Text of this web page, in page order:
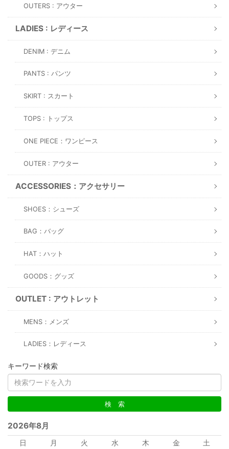
OUTERS : アウター
LADIES : レディース
DENIM : デニム
PANTS : パンツ
SKIRT : スカート
TOPS : トップス
ONE PIECE：ワンピース
OUTER : アウター
ACCESSORIES：アクセサリー
SHOES：シューズ
BAG：バッグ
HAT：ハット
GOODS：グッズ
OUTLET : アウトレット
MENS：メンズ
LADIES：レディース
キーワード検索
2026年8月
日 月 火 水 木 金
土